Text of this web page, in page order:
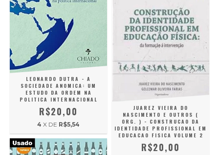
LEONARDO DUTRA - A
SOCIEDADE ANOMICA: UM
ESTUDO DA ORDEM NA
POLITICA INTERNACIONAL
R$20,00
4 X DE R$5,54
JUAREZ VIEIRA DO
NASCIMENTO E OUTROS (
ORG. ) - CONSTRUCAO DA
IDENTIDADE PROFISSIONAL EM
EDUCACAO FISICA VOLUME 2
R$20,00